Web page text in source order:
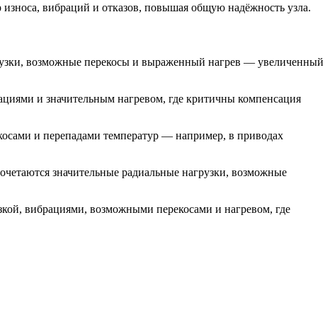
вибраций и отказов, повышая общую надёжность узла.
возможные перекосы и выраженный нагрев — увеличенный
и значительным нагревом, где критичны компенсация
и перепадами температур — например, в приводах
значительные радиальные нагрузки, возможные
вибрациями, возможными перекосами и нагревом, где